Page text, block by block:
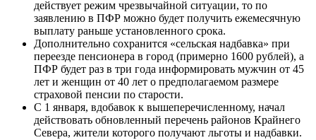
действует режим чрезвычайной ситуации, то по
заявлению в ПФР можно будет получить ежемесячную
выплату раньше установленного срока.
Дополнительно сохранится «сельская надбавка» при
переезде пенсионера в город (примерно 1600 рублей), а
ПФР будет раз в три года информировать мужчин от 45
лет и женщин от 40 лет о предполагаемом размере
страховой пенсии по старости.
С 1 января, вдобавок к вышеперечисленному, начал
действовать обновленный перечень районов Крайнего
Севера, жители которого получают льготы и надбавки.